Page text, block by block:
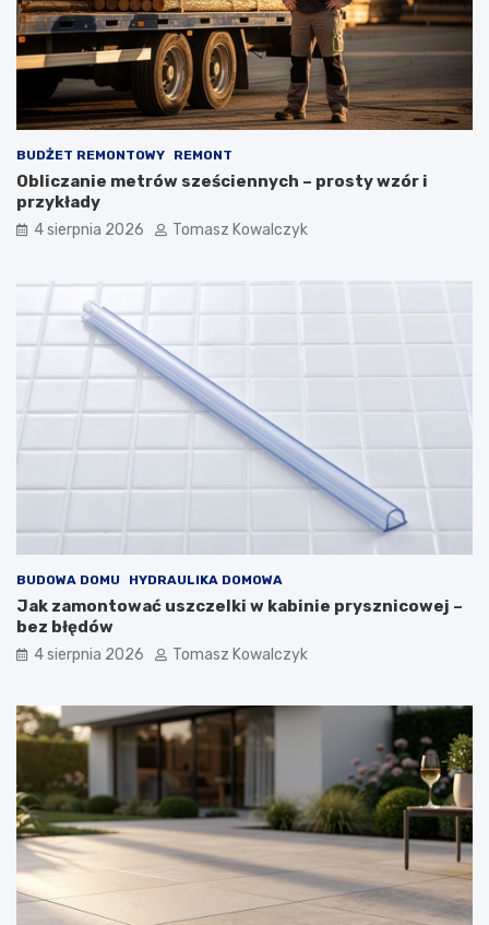
BUDŻET REMONTOWY REMONT
Obliczanie metrów sześciennych – prosty wzór i
przykłady
4 sierpnia 2026 Tomasz Kowalczyk
BUDOWA DOMU HYDRAULIKA DOMOWA
Jak zamontować uszczelki w kabinie prysznicowej –
bez błędów
4 sierpnia 2026 Tomasz Kowalczyk